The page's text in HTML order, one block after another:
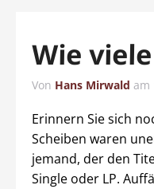
Wie
Von Hans Mirwald am
Erinnern Sie sich
Scheiben waren
jemand, der den
Single oder LP.